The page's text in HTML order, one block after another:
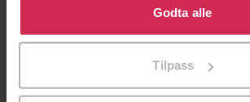
bruke cookies for alle disse formålene.
tilpasse ditt samtykke til spesifikke
Godta alle
Tilpass
199,-